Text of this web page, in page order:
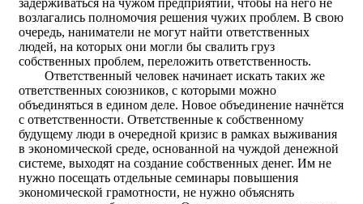
задерживаться на чужом предприятии, чтобы на него не
возлагались полномочия решения чужих проблем. В свою
очередь, наниматели не могут найти ответственных
людей, на которых они могли бы свалить груз
собственных проблем, переложить ответственность.
Ответственный человек начинает искать таких же
ответственных союзников, с которыми можно
объединяться в едином деле. Новое объединение начнётся
с ответственности. Ответственные к собственному
будущему люди в очередной кризис в рамках выживания
в экономической среде, основанной на чуждой денежной
системе, выходят на создание собственных денег. Им не
нужно посещать отдельные семинары повышения
экономической грамотности, не нужно объяснять